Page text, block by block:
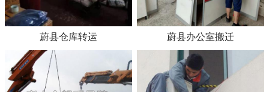
蔚县仓库转运 蔚县办公室搬迁